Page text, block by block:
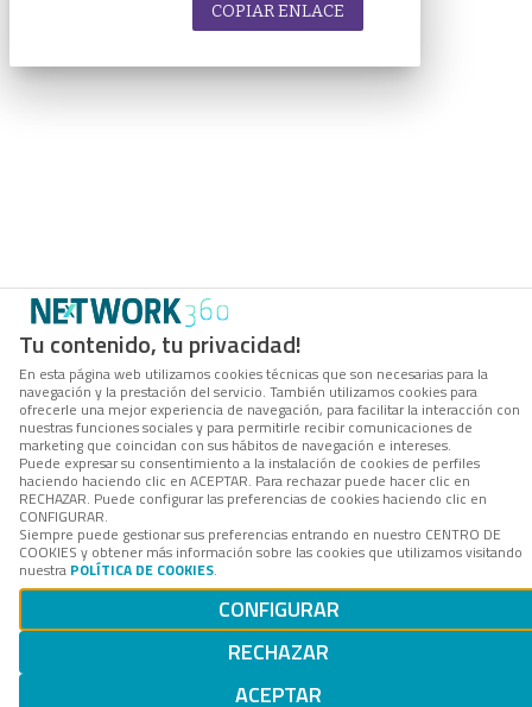
Tu contenido, tu privacidad!
En esta página web utilizamos cookies técnicas que son necesarias para la
navegación y la prestación del servicio. También utilizamos cookies para
ofrecerle una mejor experiencia de navegación, para facilitar la interacción con
nuestras funciones sociales y para permitirle recibir comunicaciones de
marketing que coincidan con sus hábitos de navegación e intereses.
Puede expresar su consentimiento a la instalación de cookies de perfiles
haciendo haciendo clic en ACEPTAR. Para rechazar puede hacer clic en
RECHAZAR. Puede configurar las preferencias de cookies haciendo clic en
CONFIGURAR.
Siempre puede gestionar sus preferencias entrando en nuestro CENTRO DE
COOKIES y obtener más información sobre las cookies que utilizamos visitando
nuestra POLÍTICA DE COOKIES.
CONFIGURAR
RECHAZAR
ACEPTAR
COPIAR ENLACE